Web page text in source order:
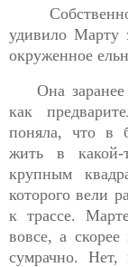
удивило Марту
окруженное
Она
как
поняла, что в
жить в
крупным
которого вели
к трассе.
вовсе, а
сумрачно.